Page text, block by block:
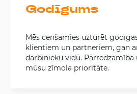
Godīgums
Mēs cenšamies uzturēt
klientiem un partneriem, gan
darbinieku vidū.
mūsu zīmola prioritāte.